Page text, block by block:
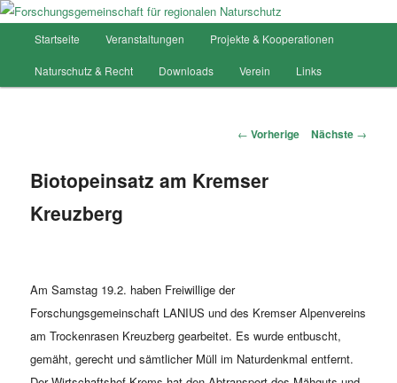
Forschungsgemeinschaft für
Hauptmenü
Zum
Inhalt
Startseite Veranstaltungen Projekte & Kooperationen
Naturschutz & Recht Downloads Verein Links
Artikelnavigation
← Vorherige Nächste →
Biotopeinsatz am Kremser
Kreuzberg
Am Samstag 19.2. haben Freiwillige der
Forschungsgemeinschaft LANIUS und des Kremser Alpenvereins
am Trockenrasen Kreuzberg gearbeitet. Es wurde entbuscht,
gemäht, gerecht und sämtlicher Müll im Naturdenkmal entfernt.